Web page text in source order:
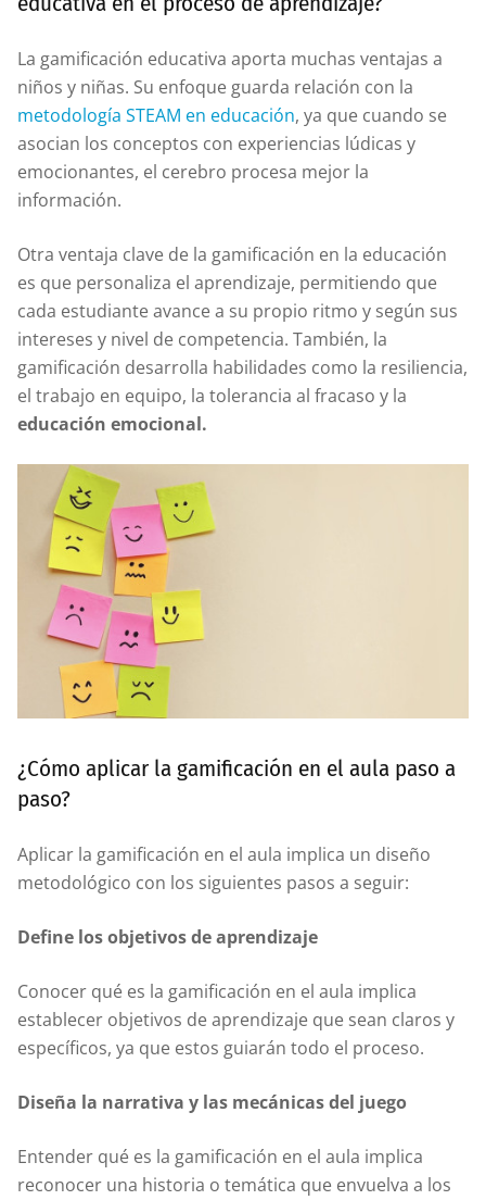
La gamificación educativa aporta muchas ventajas a
niños y niñas. Su enfoque guarda relación con la
metodología STEAM en educación, ya que cuando se
asocian los conceptos con experiencias lúdicas y
emocionantes, el cerebro procesa mejor la
información.
Otra ventaja clave de la gamificación en la educación
es que personaliza el aprendizaje, permitiendo que
cada estudiante avance a su propio ritmo y según sus
intereses y nivel de competencia. También, la
gamificación desarrolla habilidades como la resiliencia,
el trabajo en equipo, la tolerancia al fracaso y la
educación emocional.
¿Cómo aplicar la gamificación en el aula paso a
paso?
Aplicar la gamificación en el aula implica un diseño
metodológico con los siguientes pasos a seguir:
Define los objetivos de aprendizaje
Conocer qué es la gamificación en el aula implica
establecer objetivos de aprendizaje que sean claros y
específicos, ya que estos guiarán todo el proceso.
Diseña la narrativa y las mecánicas del juego
Entender qué es la gamificación en el aula implica
reconocer una historia o temática que envuelva a los